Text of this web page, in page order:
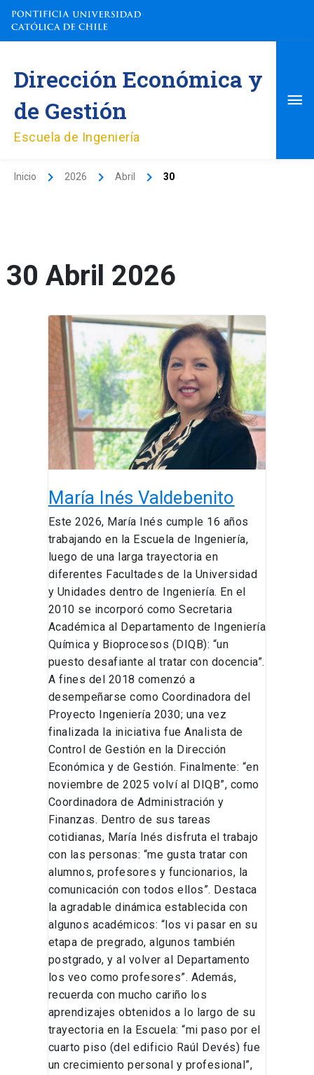
contenido
Dirección Económica y
de Gestión
Escuela de Ingeniería
Inicio 2026 Abril 30
30 Abril 2026
María Inés Valdebenito
Este 2026, María Inés cumple 16 años
trabajando en la Escuela de Ingeniería,
luego de una larga trayectoria en
diferentes Facultades de la Universidad
y Unidades dentro de Ingeniería. En el
2010 se incorporó como Secretaria
Académica al Departamento de Ingeniería
Química y Bioprocesos (DIQB): “un
puesto desafiante al tratar con docencia”.
A fines del 2018 comenzó a
desempeñarse como Coordinadora del
Proyecto Ingeniería 2030; una vez
finalizada la iniciativa fue Analista de
Control de Gestión en la Dirección
Económica y de Gestión. Finalmente: “en
noviembre de 2025 volví al DIQB”, como
Coordinadora de Administración y
Finanzas. Dentro de sus tareas
cotidianas, María Inés disfruta el trabajo
con las personas: “me gusta tratar con
alumnos, profesores y funcionarios, la
comunicación con todos ellos”. Destaca
la agradable dinámica establecida con
algunos académicos: “los vi pasar en su
etapa de pregrado, algunos también
postgrado, y al volver al Departamento
los veo como profesores”. Además,
recuerda con mucho cariño los
aprendizajes obtenidos a lo largo de su
trayectoria en la Escuela: “mi paso por el
cuarto piso (del edificio Raúl Devés) fue
un crecimiento personal y profesional”,
María
Inés
Valdebenito